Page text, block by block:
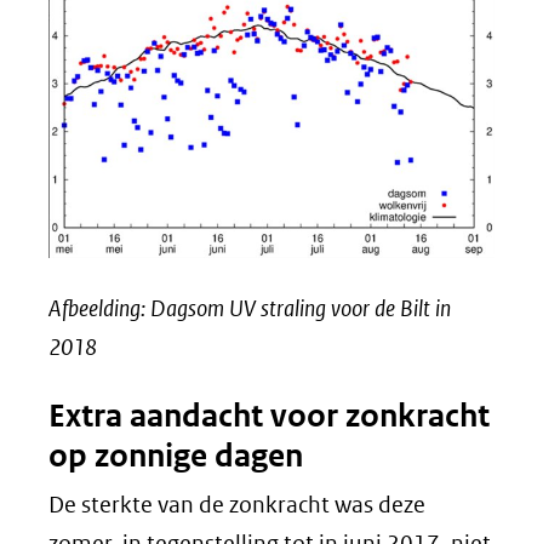
Afbeelding: Dagsom UV straling voor de Bilt in
2018
Extra aandacht voor zonkracht
op zonnige dagen
De sterkte van de zonkracht was deze